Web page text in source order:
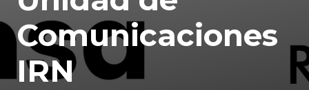
Comunicaciones
IRN